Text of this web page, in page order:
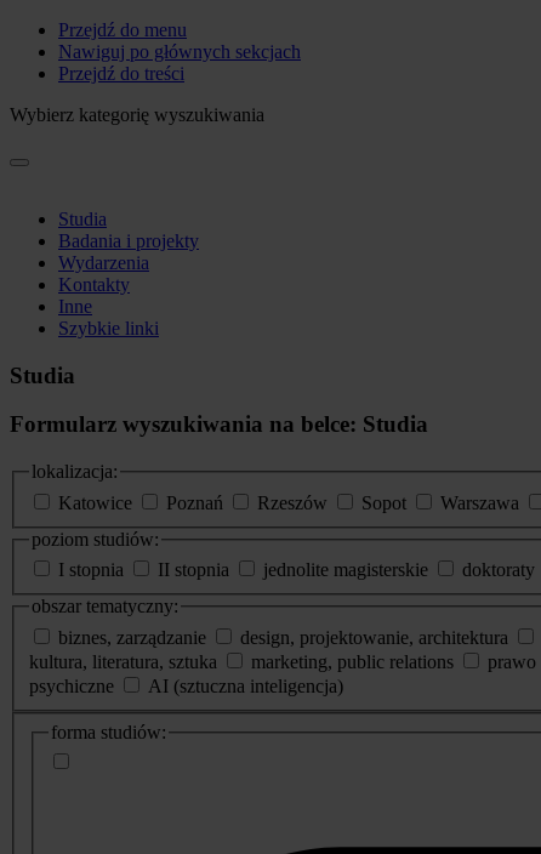
Przejdź do menu
Nawiguj po głównych sekcjach
Przejdź do treści
Wybierz kategorię wyszukiwania
Studia
Badania i projekty
Wydarzenia
Kontakty
Inne
Szybkie linki
Studia
Formularz wyszukiwania na belce: Studia
lokalizacja:
Katowice
Poznań Rzeszów Sopot Warszawa
poziom studiów:
I stopnia
II stopnia jednolite magisterskie doktoraty
obszar tematyczny:
biznes, zarządzanie
design, projektowanie, architektura
kultura, literatura, sztuka
marketing, public relations prawo
psychiczne
AI (sztuczna inteligencja)
dodatkowe
informacje
forma studiów: